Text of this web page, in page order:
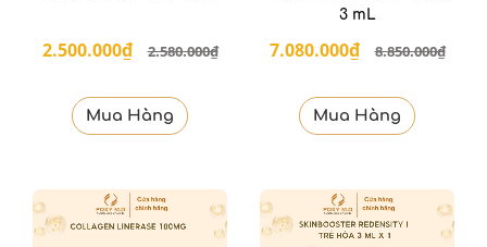
2.500.000₫ 2.580.000₫
Mua Hàng
3 mL
7.080.000₫ 8.850.000₫
Mua Hàng